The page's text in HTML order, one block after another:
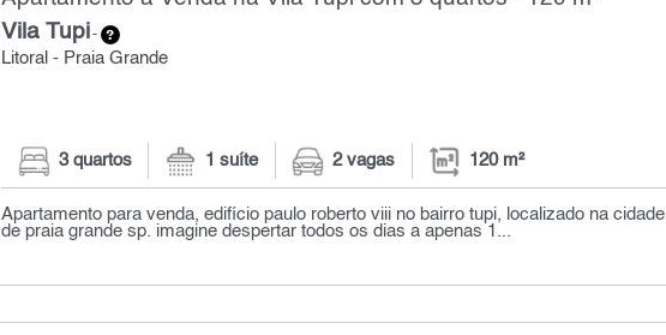
Vila Tupi-
Litoral - Praia Grande
3 quartos 1 suíte 2 vagas 120 m²
Apartamento para venda, edifício paulo roberto viii no bairro tupi, localizado na cidade
de praia grande sp. imagine despertar todos os dias a apenas 1...